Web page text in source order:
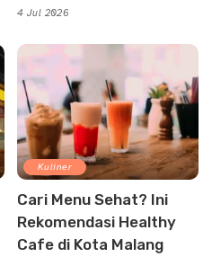
4 Jul 2026
Kuliner
Cari Menu Sehat? Ini
Rekomendasi Healthy
Cafe di Kota Malang